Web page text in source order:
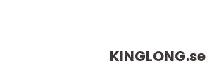
KINGLONG.se